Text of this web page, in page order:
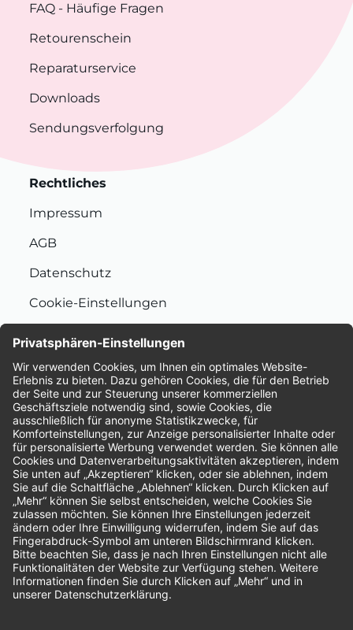
FAQ - Häufige Fragen
Retourenschein
Reparaturservice
Downloads
Sendungsverfolgung
Rechtliches
Impressum
AGB
Datenschutz
Cookie-Einstellungen
Bewertungen